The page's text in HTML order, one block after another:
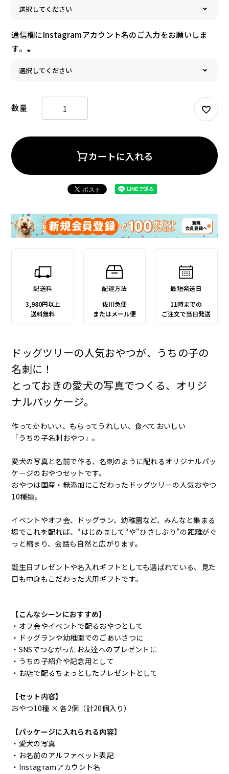
(
須
通信欄にInstagramアカウント名のご入力をお願いしま
す。
(
)
カートに入れる
配送料
3,980円以上
送料無料
配達方法
佐川急便
またはメール便
最短発送日
11時までの
ご注文で当日発送
ドッグツリーの人気おやつが、うちの子の
名刺に！
とっておきの愛犬の写真でつくる、オリジ
ナルパッケージ。
作ってかわいい、もらってうれしい、食べておいしい
「うちの子名刺おやつ」。
愛犬の写真と名前で作る、名刺のように配れるオリジナルパッ
ケージのおやつセットです。
おやつは国産・無添加にこだわったドッグツリーの人気おやつ
10種類。
イベントやオフ会、ドッグラン、幼稚園など、みんなと集まる
場でこれを配れば、“はじめまして“や"ひさしぶり"の距離がぐ
っと縮まり、会話も自然と広がります。
誕生日プレゼントや名入れギフトとしても選ばれている、見た
目も中身もこだわった犬用ギフトです。
【こんなシーンにおすすめ】
・オフ会やイベントで配るおやつとして
・ドッグランや幼稚園でのごあいさつに
・SNSでつながったお友達へのプレゼントに
・うちの子紹介や記念用として
・お店で配るちょっとしたプレゼントとして
【セット内容】
おやつ10種 × 各2個（計20個入り）
【パッケージに入れられる内容】
・愛犬の写真
・お名前のアルファベット表記
・Instagramアカウント名